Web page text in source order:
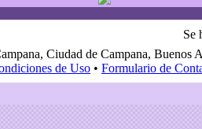
Se
Ciudad de Campana, Buenos
de Uso • Formulario de